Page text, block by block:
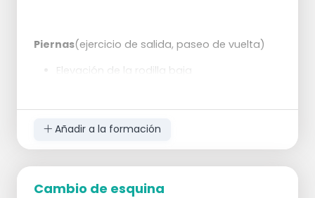
Piernas(ejercicio de salida, paseo de vuelta)
Elevación de la rodilla baja
Corredera delantera izquierda
Paso deslizante delantero derecho
Añadir a la formación
Cambio de esquina